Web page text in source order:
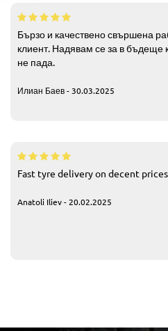
Бързо и качествено свършена
клиент. Надявам се за в бъдеще
не пада.
Илиан Баев - 30.03.2025
Fast tyre delivery on decent
Anatoli Iliev - 20.02.2025